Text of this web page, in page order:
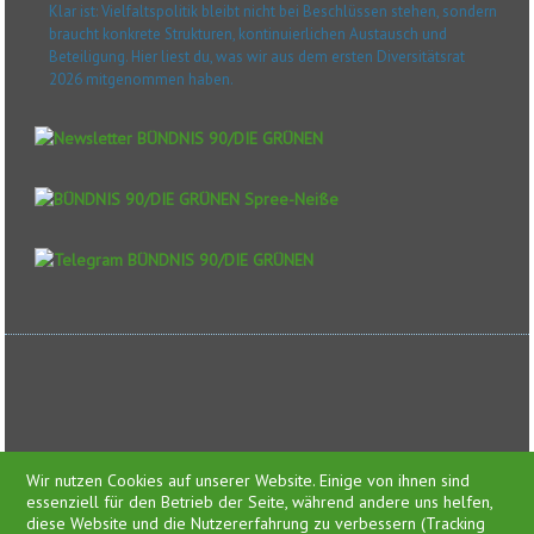
Klar ist: Vielfaltspolitik bleibt nicht bei Beschlüssen stehen, sondern
braucht konkrete Strukturen, kontinuierlichen Austausch und
Beteiligung. Hier liest du, was wir aus dem ersten Diversitätsrat
2026 mitgenommen haben.
Feed-Einträge
Wir nutzen Cookies auf unserer Website. Einige von ihnen sind
essenziell für den Betrieb der Seite, während andere uns helfen,
diese Website und die Nutzererfahrung zu verbessern (Tracking